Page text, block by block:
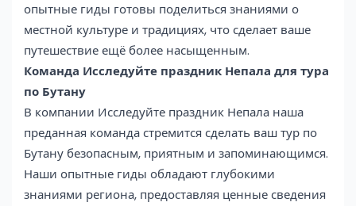
опытные гиды готовы поделиться знаниями о
местной культуре и традициях, что сделает ваше
путешествие ещё более насыщенным.
Команда Исследуйте праздник Непала для тура
по Бутану
В компании Исследуйте праздник Непала наша
преданная команда стремится сделать ваш тур по
Бутану безопасным, приятным и запоминающимся.
Наши опытные гиды обладают глубокими
знаниями региона, предоставляя ценные сведения